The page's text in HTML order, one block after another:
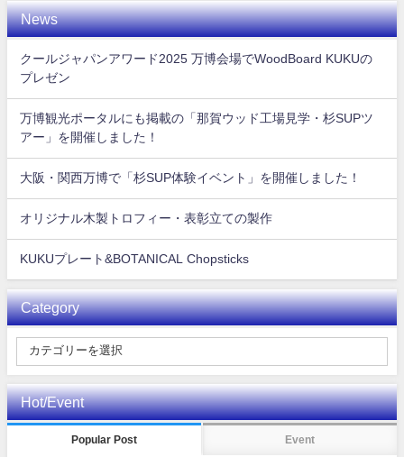
News
クールジャパンアワード2025 万博会場でWoodBoard KUKUの
プレゼン
万博観光ポータルにも掲載の「那賀ウッド工場見学・杉SUPツ
アー」を開催しました！
大阪・関西万博で「杉SUP体験イベント」を開催しました！
オリジナル木製トロフィー・表彰立ての製作
KUKUプレート&BOTANICAL Chopsticks
Category
Hot/Event
Popular Post Event